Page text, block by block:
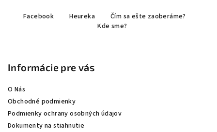
Facebook Heureka
Čím sa ešte zaoberáme?
Kde sme?
Informácie pre vás
O Nás
Obchodné podmienky
Podmienky ochrany osobných údajov
Dokumenty na stiahnutie